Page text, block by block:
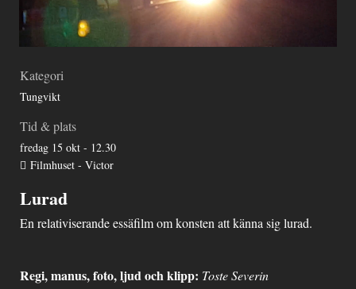
Kategori
Tungvikt
Tid & plats
fredag 15 okt - 12.30
Filmhuset - Victor
Lurad
En relativiserande essäfilm om konsten att känna sig lurad.
Regi, manus, foto, ljud och klipp: Toste Severin